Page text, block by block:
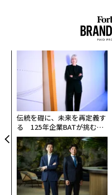
伝統を礎に、未来を再定義す
る 125年企業BATが挑むス
モークレスな未来